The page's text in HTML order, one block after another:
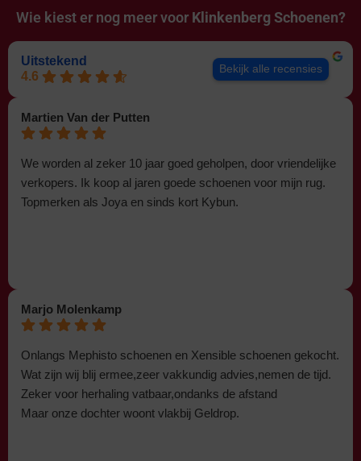
Wie kiest er nog meer voor Klinkenberg Schoenen?
Uitstekend
4.6
Bekijk alle recensies
Martien Van der Putten
We worden al zeker 10 jaar goed geholpen, door vriendelijke
verkopers. Ik koop al jaren goede schoenen voor mijn rug.
Topmerken als Joya en sinds kort Kybun.
Marjo Molenkamp
Onlangs Mephisto schoenen en Xensible schoenen gekocht.
Wat zijn wij blij ermee,zeer vakkundig advies,nemen de tijd.
Zeker voor herhaling vatbaar,ondanks de afstand
Maar onze dochter woont vlakbij Geldrop.